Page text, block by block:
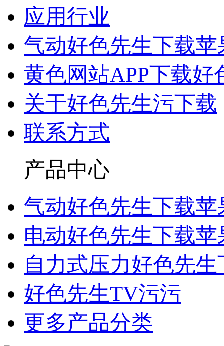
应用行业
气动好色先生下载
黄色网站APP下载好
关于好色先生污下载
联系方式
产品中心
气动好色先生下载
电动好色先生下载
自力式压力好色先
好色先生TV污污
更多产品分类